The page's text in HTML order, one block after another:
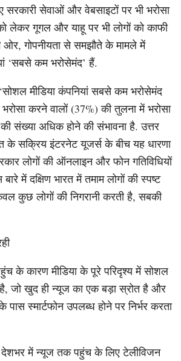
सरकारी सेवाओं और वेबसाइटों पर भी भरोसा
लेकर गूगल और याहू पर भी लोगों को काफी
ओर, गोपनीयता से समझौते के मामले में
‘सबसे कम भरोसेमंद’ हैं.
‘सोशल मीडिया कंपनियां सबसे कम भरोसेमंद
करने वालों (37%) की तुलना में भरोसा
संख्या अधिक होने की संभावना है. उत्तर
के सक्रिय इंटरनेट यूजर्स के बीच यह धारणा
लोगों की ऑनलाइन और फोन गतिविधियों
में दक्षिण भारत में तमाम लोगों की स्पष्ट
कुछ लोगों की निगरानी करती है, सबकी
के कारण मीडिया के पूरे परिदृश्य में सोशल
जो खुद ही न्यूज का एक बड़ा स्रोत है और
स्मार्टफोन उपलब्ध होने पर निर्भर करता
देशभर में न्यूज तक पहुंच के लिए टेलीविजन